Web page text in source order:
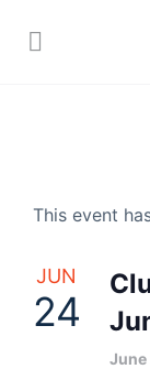
This event
JUN
24
June